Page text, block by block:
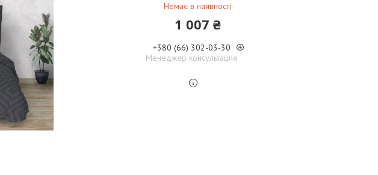
Немає в наявності
1 007 ₴
+380 (66) 302-03-30
Менеджер консультация